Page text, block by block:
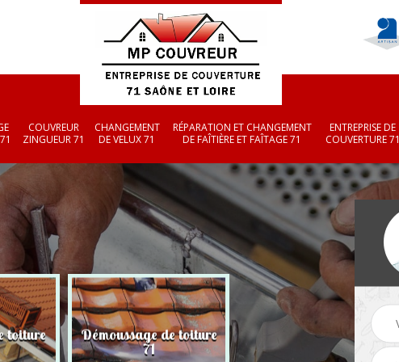
COUVREUR
ZINGUEUR 71
CHANGEMENT
DE VELUX 71
RÉPARATION ET CHANGEMENT
DE FAÎTIÈRE ET FAÎTAGE 71
ENTREPRISE DE
COUVERTURE 71
toiture Démoussage de toiture
71 Couvreur zingueur 71